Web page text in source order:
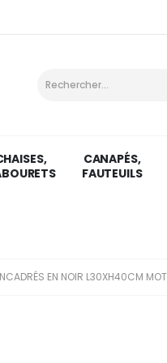
CANAPÉS,
FAUTEUILS
EN NOIR L30XH40CM